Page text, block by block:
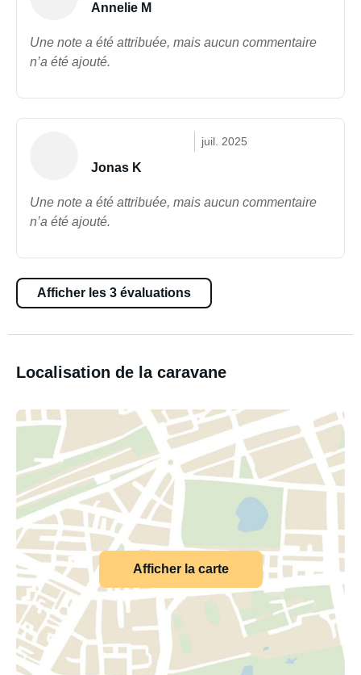
Annelie M
Une note a été attribuée, mais aucun commentaire
n’a été ajouté.
juil. 2025
Jonas K
Une note a été attribuée, mais aucun commentaire
n’a été ajouté.
Afficher les 3 évaluations
Localisation de la caravane
Afficher la carte